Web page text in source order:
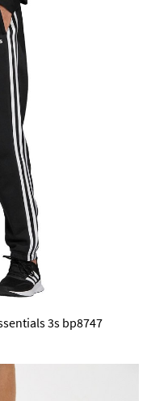
3s bp8747